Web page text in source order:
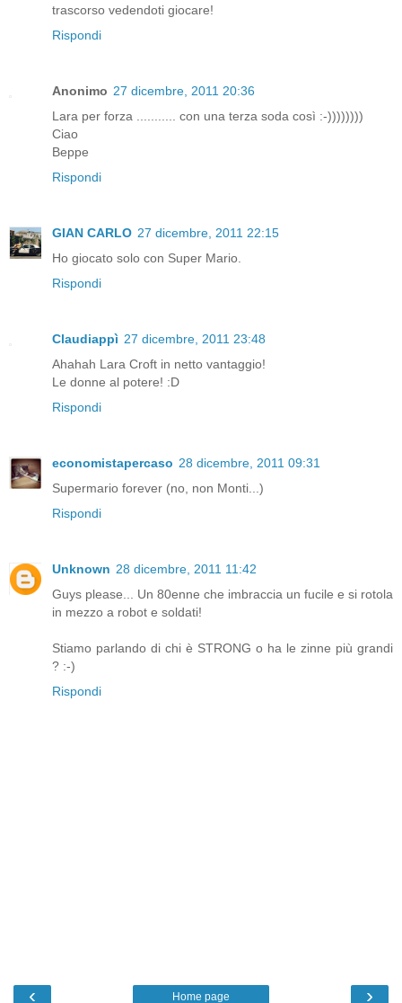
trascorso vedendoti giocare!
Rispondi
Anonimo 27 dicembre, 2011 20:36
Lara per forza ........... con una terza soda così :-))))))))
Ciao
Beppe
Rispondi
GIAN CARLO 27 dicembre, 2011 22:15
Ho giocato solo con Super Mario.
Rispondi
Claudiappì 27 dicembre, 2011 23:48
Ahahah Lara Croft in netto vantaggio!
Le donne al potere! :D
Rispondi
economistapercaso 28 dicembre, 2011 09:31
Supermario forever (no, non Monti...)
Rispondi
Unknown 28 dicembre, 2011 11:42
Guys please... Un 80enne che imbraccia un fucile e si rotola
in mezzo a robot e soldati!
Stiamo parlando di chi è STRONG o ha le zinne più grandi
? :-)
Rispondi
‹ ›
Home page